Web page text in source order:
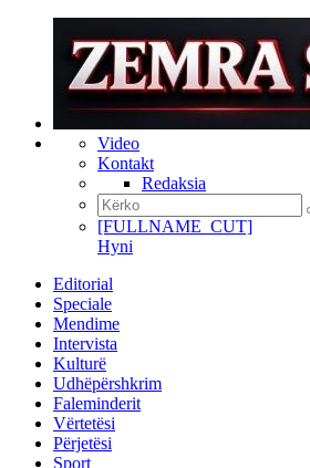
Video
Kontakt
Redaksia
[FULLNAME_CUT]
Hyni
Editorial
Speciale
Mendime
Intervista
Kulturë
Udhëpërshkrim
Faleminderit
Vërtetësi
Përjetësi
Sport